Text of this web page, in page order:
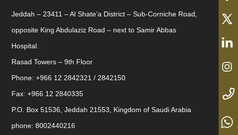
Jeddah – 23411 – Al Shate’a District – Sub-Corniche Road,
opposite King Abdulaziz Road – next to Samir Abbas
Hospital.
Rasad Towers – 9th Floor
Phone: +966 12 2842321 / 2842150
Fax: +966 12 2840335
P.O. Box 51536, Jeddah 21553, Kingdom of Saudi Arabia
phone: 8002440216